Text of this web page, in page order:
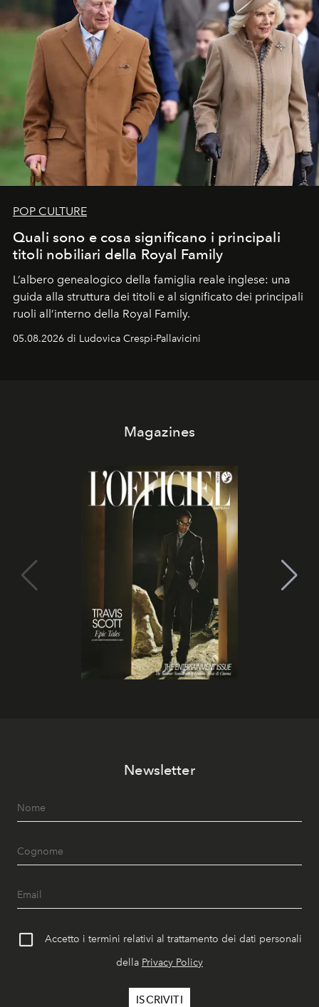
POP CULTURE
Quali sono e cosa significano i principali
titoli nobiliari della Royal Family
L’albero genealogico della famiglia reale inglese: una
guida alla struttura dei titoli e al significato dei principali
ruoli all’interno della Royal Family.
05.08.2026 di Ludovica Crespi-Pallavicini
Magazines
Newsletter
Accetto i termini relativi al trattamento dei dati personali
della Privacy Policy